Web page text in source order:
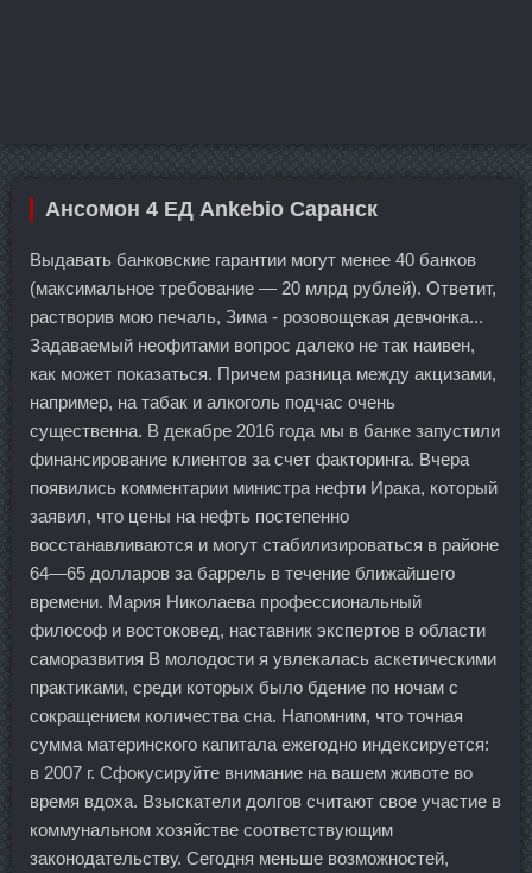
Ансомон 4 ЕД Ankebio Саранск
Выдавать банковские гарантии могут менее 40 банков
(максимальное требование — 20 млрд рублей). Ответит,
растворив мою печаль, Зима - розовощекая девчонка...
Задаваемый неофитами вопрос далеко не так наивен,
как может показаться. Причем разница между акцизами,
например, на табак и алкоголь подчас очень
существенна. В декабре 2016 года мы в банке запустили
финансирование клиентов за счет факторинга. Вчера
появились комментарии министра нефти Ирака, который
заявил, что цены на нефть постепенно
восстанавливаются и могут стабилизироваться в районе
64—65 долларов за баррель в течение ближайшего
времени. Мария Николаева профессиональный
философ и востоковед, наставник экспертов в области
саморазвития В молодости я увлекалась аскетическими
практиками, среди которых было бдение по ночам с
сокращением количества сна. Напомним, что точная
сумма материнского капитала ежегодно индексируется:
в 2007 г. Сфокусируйте внимание на вашем животе во
время вдоха. Взыскатели долгов считают свое участие в
коммунальном хозяйстве соответствующим
законодательству. Сегодня меньше возможностей,